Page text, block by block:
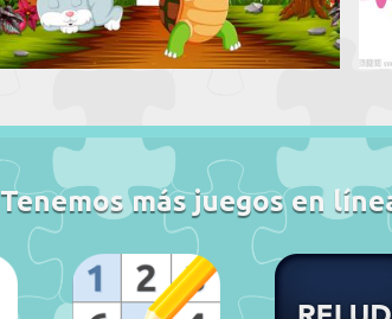
Tenemos más juegos en